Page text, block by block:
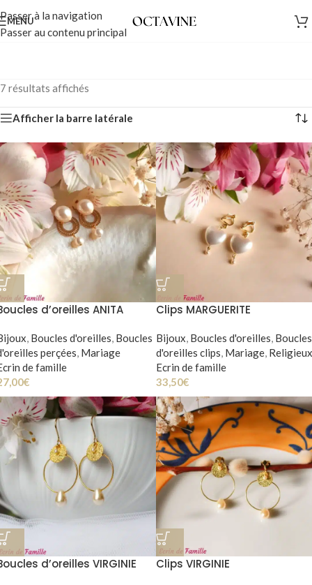
Passer à la navigation
Passer au contenu principal
MENU
7 résultats affichés
Afficher la barre latérale
d’oreilles ANITA
, Boucles d'oreilles, Boucles
perçées, Mariage
de famille
€
Clips MARGUERITE
Bijoux, Boucles d'oreilles, Boucles
d'oreilles clips, Mariage, Religieux
Ecrin de famille
33,50€
d’oreilles VIRGINIE Clips VIRGINIE